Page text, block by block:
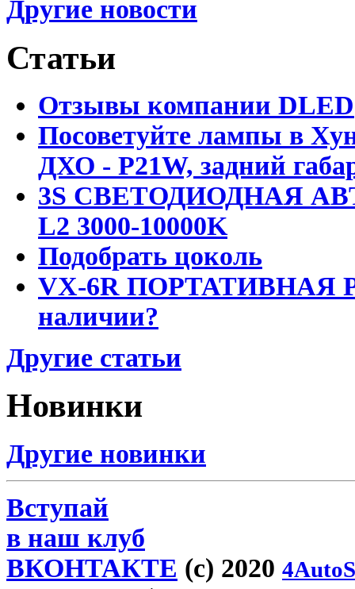
Другие новости
Статьи
Отзывы компании DLED
Посоветуйте лампы в
ДХО - P21W, задний
3S СВЕТОДИОДНАЯ
L2 3000-10000K
Подобрать цоколь
VX-6R ПОРТАТИВНАЯ
наличии?
Другие статьи
Новинки
Другие новинки
Вступай
в наш клуб
ВКОНТАКТЕ (c) 2020